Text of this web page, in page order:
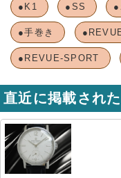
●K1 ●SS
●手巻き
●REVUE-SPORT
直近に掲載され